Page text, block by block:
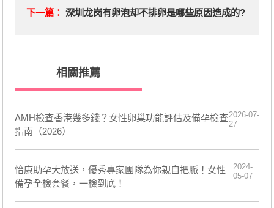
下一篇： 深圳龙岗有卵泡却不排卵是哪些原因造成的?
相關推薦
AMH檢查香港幾多錢？女性卵巢功能評估及備孕檢查
指南（2026）
2026-07-
27
怡康助孕大放送，優秀專家團隊為你親自把脈！女性
備孕全檢套餐，一檢到底！
2024-
05-07